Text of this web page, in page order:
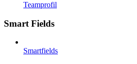
Teamprofil
Smart Fields
Smartfields